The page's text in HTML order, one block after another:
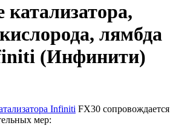
катализатора,
лямбда
(Инфинити)
Infiniti FX30 сопровождается
мер: